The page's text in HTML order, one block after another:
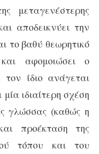
μεταγενέστερης
αποδεικνύει την
το βαθύ θεωρητικό
αφομοιώσει ο
ίδιο ανάγεται
ιδιαίτερη σχέση
γλώσσας (καθώς η
προέκταση της
τόπου και του